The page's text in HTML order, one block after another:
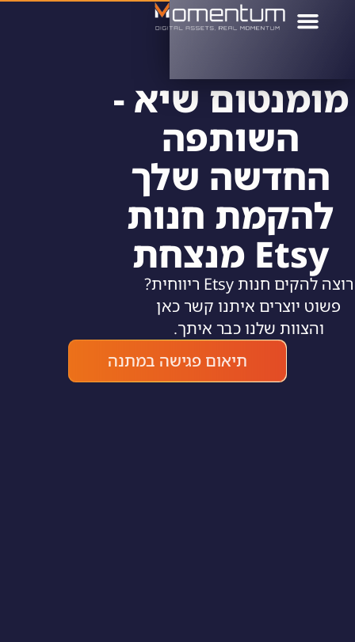
מומנטום שיא -
השותפה
החדשה שלך
להקמת חנות
Etsy מנצחת
רוצה להקים חנות Etsy ריווחית?
פשוט יוצרים איתנו קשר כאן
והצוות שלנו כבר איתך.
תיאום פגישה במתנה